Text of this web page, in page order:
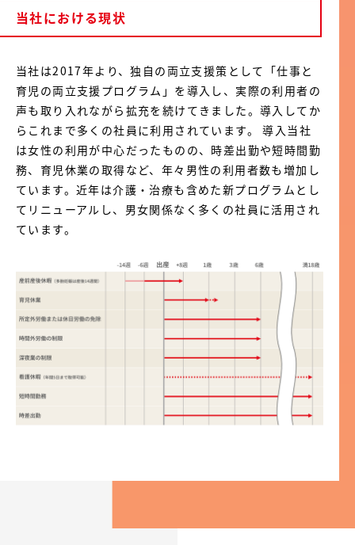
当社における現状
当社は2017年より、独自の両立支援策として「仕事と
育児の両立支援プログラム」を導入し、実際の利用者の
声も取り入れながら拡充を続けてきました。導入してか
らこれまで多くの社員に利用されています。 導入当社
は女性の利用が中心だったものの、時差出勤や短時間勤
務、育児休業の取得など、年々男性の利用者数も増加し
ています。近年は介護・治療も含めた新プログラムとし
てリニューアルし、男女関係なく多くの社員に活用され
ています。